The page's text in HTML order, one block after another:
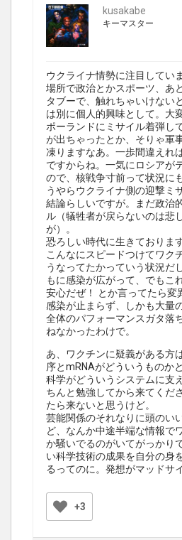
kusakabe
キーマスター
ウクライナ情勢に注目してい
場所で政治とかスポーツ、あ
タブーで、触れちゃいけない
は別に個人的興味として。大
ポーランドにミサイル着弾し
が出ちゃったとか、そりゃ軍
凍りますなあ。一歩間違えれ
ですからね。一気にロシアが
ので、核戦争寸前って状況に
うやらウクライナ側の迎撃ミ
結論らしいですが。まだ政治
ル（犠牲者が戻らないのは悲
が）。
恐ろしい時代に生きておりま
こんなにスピードつけてワク
うなってたかっていう状況だ
もに感染が広がって、でもこ
安心だぜ！ とか言ってたら変
感染が止まらず、しかも大量
全体のパフォーマンスガタ落
ねなかったわけで。
あ、ワクチンに疑義がある方
序とmRNAがどういうものか
科学がどういうシステムに支
ちんと勉強してから来てくだ
たら来ないと思うけど。
芸能関係のそれなりに頭のい
ど、なんか中途半端な情報で
か騒いでるのがいてがっかり
い科学技術の成果を自分の身
るってのに。発想がマッドサ
+3